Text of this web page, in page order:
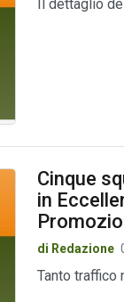
Il dettaglio
Cinque
in
di Redazione
Tanto traffico